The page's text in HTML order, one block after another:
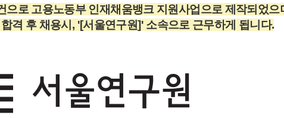
로 고용노동부 인재채움뱅크 지원사업으로 제작되었으
격 후 채용시, '[서울연구원]' 소속으로 근무하게 됩니다.